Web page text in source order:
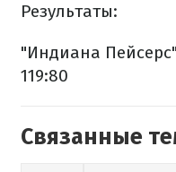
Результаты:
"Индиана
119:80
Связанные